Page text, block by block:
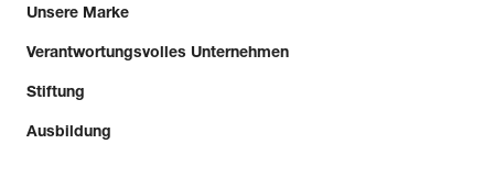
Unsere Marke
Verantwortungsvolles Unternehmen
Stiftung
Ausbildung